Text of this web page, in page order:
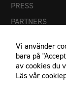
PRESS
PARTNERS
Vi använder
bara på
av cookies du
Läs vår